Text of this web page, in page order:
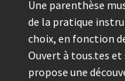
Une parenthèse
de la pratique
choix, en fonction
Ouvert à tous.tes
propose une